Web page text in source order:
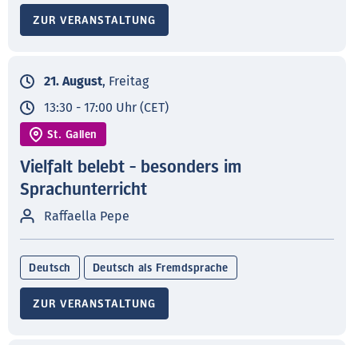
ZUR VERANSTALTUNG
21. August, Freitag
13:30 - 17:00 Uhr (CET)
St. Gallen
Vielfalt belebt - besonders im
Sprachunterricht
Raffaella Pepe
Deutsch Deutsch als Fremdsprache
ZUR VERANSTALTUNG